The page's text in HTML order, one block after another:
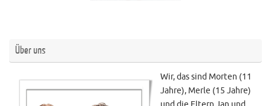
Über uns
Wir, das sind Morten (11
Jahre), Merle (15 Jahre)